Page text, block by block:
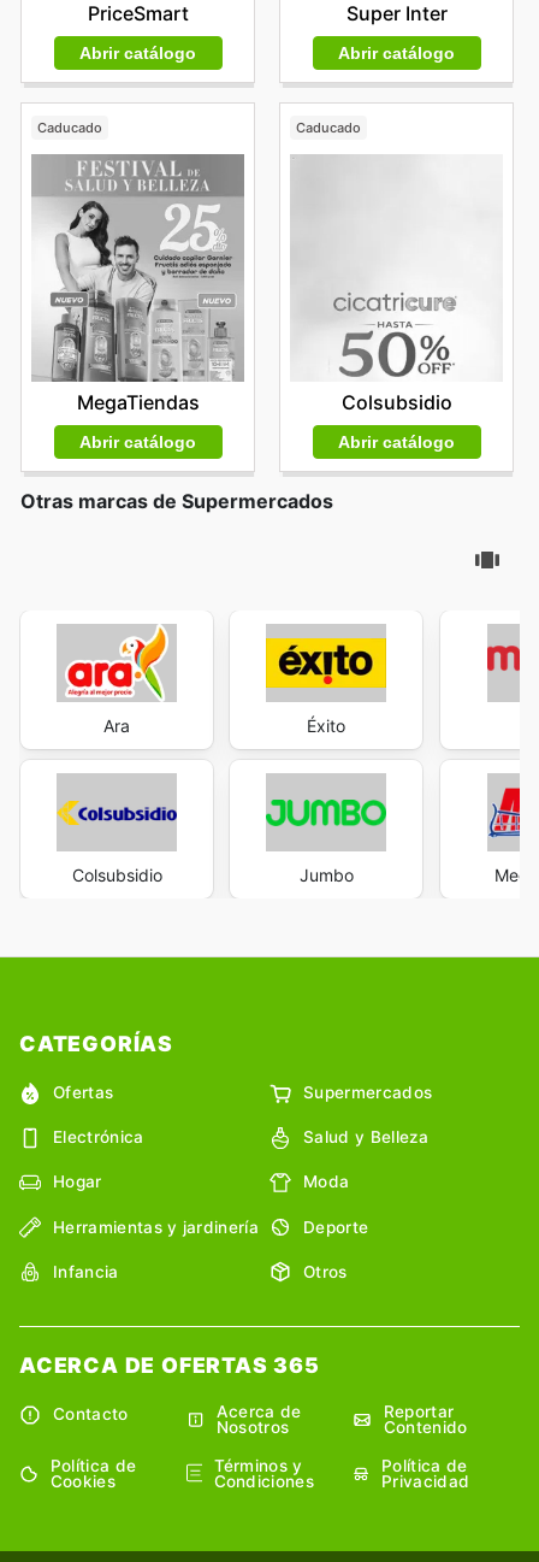
PriceSmart
Abrir catálogo
Super Inter
Abrir catálogo
Caducado
MegaTiendas
Abrir catálogo
Caducado
Colsubsidio
Abrir catálogo
Otras marcas de Supermercados
Ara
Colsubsidio
Éxito
Jumbo
CATEGORÍAS
Ofertas Supermercados
Electrónica Salud y Belleza
Hogar Moda
Herramientas y jardinería Deporte
Infancia Otros
ACERCA DE OFERTAS 365
Contacto
Acerca de
Nosotros
Reportar
Contenido
Política de
Cookies
Términos y
Condiciones
Política de
Privacidad